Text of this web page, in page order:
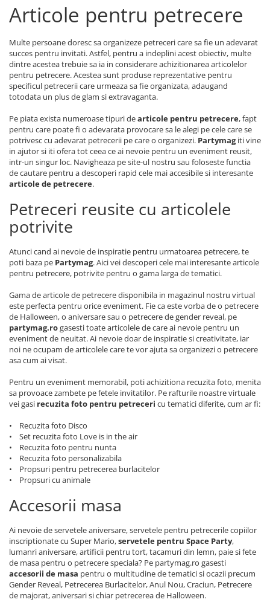
Articole pentru petrecere
Multe persoane doresc sa organizeze petreceri care sa fie un adevarat
succes pentru invitati. Astfel, pentru a indeplini acest obiectiv, multe
dintre acestea trebuie sa ia in considerare achizitionarea articolelor
pentru petrecere. Acestea sunt produse reprezentative pentru
specificul petrecerii care urmeaza sa fie organizata, adaugand
totodata un plus de glam si extravaganta.
Pe piata exista numeroase tipuri dearticole pentru petrecere, fapt
pentru care poate fi o adevarata provocare sa le alegi pe cele care se
potrivesc cu adevarat petrecerii pe care o organizezi. Partymagiti vine
in ajutor si iti ofera tot ceea ce ai nevoie pentru un eveniment reusit,
intr-un singur loc. Navigheaza pe site-ul nostru sau foloseste functia
de cautare pentru a descoperi rapid cele mai accesibile si interesante
articole de petrecere.
Petreceri reusite cu articolele
potrivite
Atunci cand ai nevoie de inspiratie pentru urmatoarea petrecere, te
poti baza pe Partymag. Aici vei descoperi cele mai interesante articole
pentru petrecere, potrivite pentru o gama larga de tematici.
Gama de articole de petrecere disponibila in magazinul nostru virtual
este perfecta pentru orice eveniment. Fie ca este vorba de o petrecere
de Halloween, o aniversare sau o petrecere de gender reveal, pe
partymag.rogasesti toate articolele de care ai nevoie pentru un
eveniment de neuitat. Ai nevoie doar de inspiratie si creativitate, iar
noi ne ocupam de articolele care te vor ajuta sa organizezi o petrecere
asa cum ai visat.
Pentru un eveniment memorabil, poti achizitiona recuzita foto, menita
sa provoace zambete pe fetele invitatilor. Pe rafturile noastre virtuale
vei gasi recuzita foto pentru petreceri cu tematici diferite, cum ar fi:
• Recuzita foto Disco
• Set recuzita foto Love is in the air
• Recuzita foto pentru nunta
• Recuzita foto personalizabila
• Propsuri pentru petrecerea burlacitelor
• Propsuri cu animale
Accesorii masa
Ai nevoie de servetele aniversare, servetele pentru petrecerile copiilor
inscriptionate cu Super Mario,servetele pentru Space Party,
lumanri aniversare, artificii pentru tort, tacamuri din lemn, paie si fete
de masa pentru o petrecere speciala? Pe partymag.ro gasesti
accesorii de masa pentru o multitudine de tematici si ocazii precum
Gender Reveal, Petrecerea Burlacitelor, Anul Nou, Craciun, Petrecere
de majorat, aniversari si chiar petrecerea de Halloween.